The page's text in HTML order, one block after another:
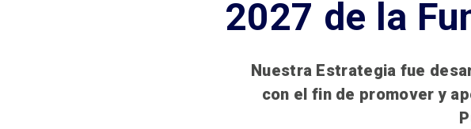
2027 de la
Nuestra Estrategia fue
con el fin de promover y